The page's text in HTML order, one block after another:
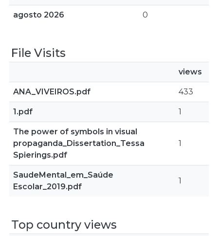
agosto 2026 0
File Visits
views
ANA_VIVEIROS.pdf 433
1.pdf 1
The power of symbols in visual
propaganda_Dissertation_Tessa
Spierings.pdf
1
SaudeMental_em_Saúde
Escolar_2019.pdf
1
Top country views